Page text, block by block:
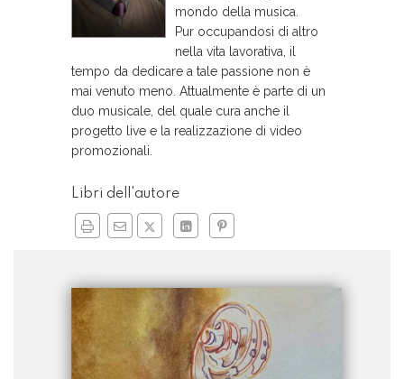
mondo della musica.
Pur occupandosi di altro
nella vita lavorativa, il
tempo da dedicare a tale passione non è
mai venuto meno. Attualmente è parte di un
duo musicale, del quale cura anche il
progetto live e la realizzazione di video
promozionali.
Libri dell'autore